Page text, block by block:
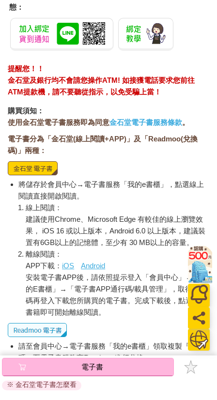
態：
提醒您！！
金石堂及銀行均不會請您操作ATM! 如接獲電話要求您前往
ATM提款機，請不要聽從指示，以免受騙上當！
購買須知：
使用金石堂電子書服務即為同意金石堂電子書服務條款。
電子書分為「金石堂(線上閱讀+APP)」及「Readmoo(兌換
碼)」兩種：
將儲存於會員中心→電子書服務「我的e書櫃」，點選線上
閱讀直接開啟閱讀。
線上閱讀：
建議使用Chrome、Microsoft Edge 有較佳的線上瀏覽效
果， iOS 16 或以上版本，Android 6.0 以上版本，建議裝
置有6GB以上的記憶體，至少有 30 MB以上的容量。
離線閱讀：
APP下載： iOS
Android
安裝電子書APP後，請依照提示登入「會員中心」→「我
的E書櫃」→「電子書APP通行碼/載具管理」，取得通行
碼再登入下載您所購買的電子書。完成下載後，點選任一
書籍即可開始離線閱讀。
請至會員中心→電子書服務「我的e書櫃」領取複製『兌換
碼』至電子書服務商Readmoo進行兌換。
退換貨須知：
因版權保護，您在金石堂所購買的電子書僅能以金石堂專屬
電子書
※ 金石堂電子書怎麼看